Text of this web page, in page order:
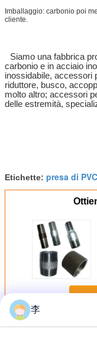
Imballaggio: carbonio poi
cliente.
Siamo una fabbrica
carbonio e in acciaio
inossidabile, accessori
riduttore, busco,
molto altro; accessori
delle estremità,
Etichette: presa di PVC
PiùPresa di tubi in
李